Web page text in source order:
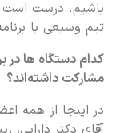
تیم وسیعی با
کدام دستگاه ها در
مشارکت داشته‌اند؟
در اینجا از همه